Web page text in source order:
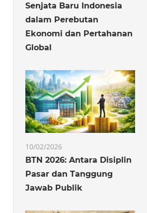
Senjata Baru Indonesia
dalam Perebutan
Ekonomi dan Pertahanan
Global
10/02/2026
BTN 2026: Antara Disiplin
Pasar dan Tanggung
Jawab Publik